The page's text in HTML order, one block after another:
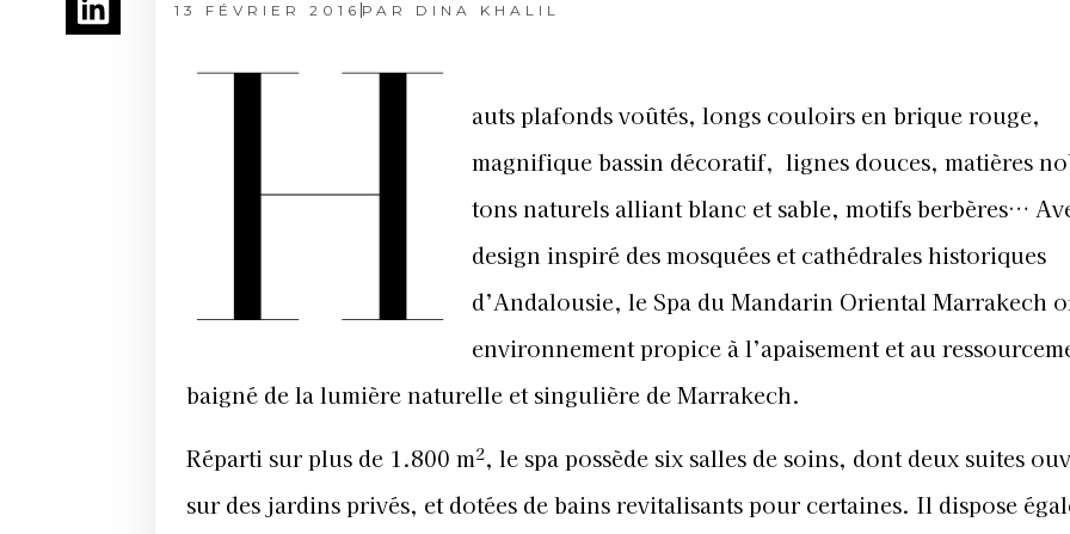
13 FÉVRIER 2016 PAR DINA KHALIL
H
auts plafonds voûtés, longs couloirs en brique rouge,
magnifique bassin décoratif, lignes douces, matières
tons naturels alliant blanc et sable, motifs berbères…
design inspiré des mosquées et cathédrales historiques
d’Andalousie, le Spa du Mandarin Oriental Marrakech
environnement propice à l’apaisement et au
baigné de la lumière naturelle et singulière de Marrakech.
Réparti sur plus de 1.800 m2, le spa possède six salles de soins, dont deux suites
sur des jardins privés, et dotées de bains revitalisants pour certaines. Il dispose